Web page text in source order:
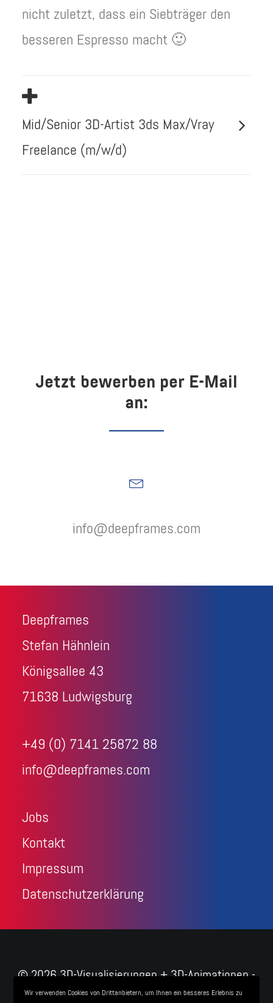
nicht zuletzt, dass ein Siebträger den
besseren Espresso macht 🙂
Mid/Senior 3D-Artist 3ds Max/Vray
Freelance (m/w/d)
Jetzt bewerben per E-Mail
an:
info@deepframes.com
Deepframes
Stefan Hähnlein
Königsallee 43
71638 Ludwigsburg
+49 (0) 7141 25872 88
info@deepframes.com
Jobs
Kontakt
Impressum
Datenschutzerklärung
© 2026 3D-Visualisierungen + 3D-Animationen -
Deepframes 3D-Agentur. All rights reserved
Wir verwenden Cookies von Drittanbietern, um Ihnen ein besseres Erlebnis zu